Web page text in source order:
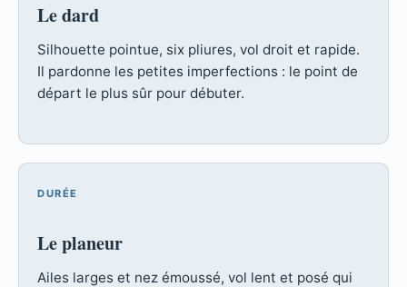
Le dard
Silhouette pointue, six pliures, vol droit et rapide.
Il pardonne les petites imperfections : le point de
départ le plus sûr pour débuter.
DURÉE
Le planeur
Ailes larges et nez émoussé, vol lent et posé qui